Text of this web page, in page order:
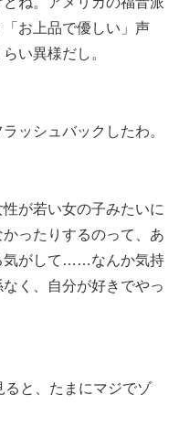
お上品で優しい」声
い異様だし。
ッシュバックしたわ。
が若い女の子みたいに
ったりするのって、あ
気がして……なんか気持
く、自分が好きでやっ
と、たまにマジでゾ